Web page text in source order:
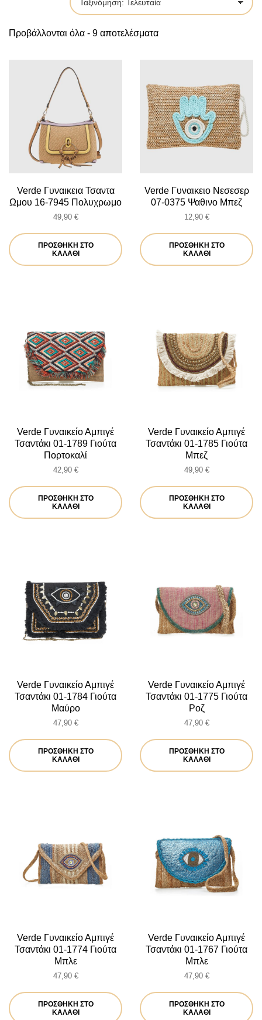
Προβάλλονται όλα - 9 αποτελέσματαSorted
by
Verde Γυναικεια Τσαντα
Ωμου 16-7945 Πολυχρωμο
49,90 €
ΠΡΟΣΘΉΚΗ ΣΤΟ
ΚΑΛΆΘΙ
Verde Γυναικειο Νεσεσερ
07-0375 Ψαθινο Μπεζ
12,90 €
ΠΡΟΣΘΉΚΗ ΣΤΟ
ΚΑΛΆΘΙ
Verde Γυναικείο Αμπιγέ
Τσαντάκι 01-1789 Γιούτα
Πορτοκαλί
42,90 €
ΠΡΟΣΘΉΚΗ ΣΤΟ
ΚΑΛΆΘΙ
Verde Γυναικείο Αμπιγέ
Τσαντάκι 01-1785 Γιούτα
Μπεζ
49,90 €
ΠΡΟΣΘΉΚΗ ΣΤΟ
ΚΑΛΆΘΙ
Verde Γυναικείο Αμπιγέ
Τσαντάκι 01-1784 Γιούτα
Μαύρο
47,90 €
ΠΡΟΣΘΉΚΗ ΣΤΟ
ΚΑΛΆΘΙ
Verde Γυναικείο Αμπιγέ
Τσαντάκι 01-1775 Γιούτα
Ροζ
47,90 €
ΠΡΟΣΘΉΚΗ ΣΤΟ
ΚΑΛΆΘΙ
Verde Γυναικείο Αμπιγέ
Τσαντάκι 01-1774 Γιούτα
Μπλε
47,90 €
ΠΡΟΣΘΉΚΗ ΣΤΟ
ΚΑΛΆΘΙ
Verde Γυναικείο Αμπιγέ
Τσαντάκι 01-1767 Γιούτα
Μπλε
47,90 €
ΠΡΟΣΘΉΚΗ ΣΤΟ
ΚΑΛΆΘΙ